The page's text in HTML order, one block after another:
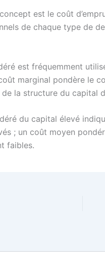
est le coût
de chaque type de
est fréquemment
marginal pondère le
la structure du capital
du capital élevé
; un coût moyen
faibles.